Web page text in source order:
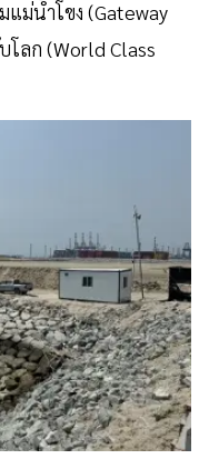
ม่น้ำโขง (Gateway
โลก (World Class